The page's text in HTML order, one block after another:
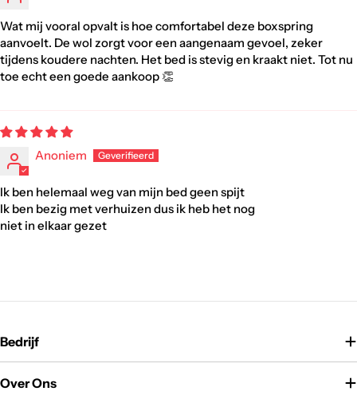
Wat mij vooral opvalt is hoe comfortabel deze boxspring
aanvoelt. De wol zorgt voor een aangenaam gevoel, zeker
tijdens koudere nachten. Het bed is stevig en kraakt niet. Tot nu
toe echt een goede aankoop 👏
Anoniem
Ik ben helemaal weg van mijn bed geen spijt
Ik ben bezig met verhuizen dus ik heb het nog
niet in elkaar gezet
Bedrijf
Over Ons